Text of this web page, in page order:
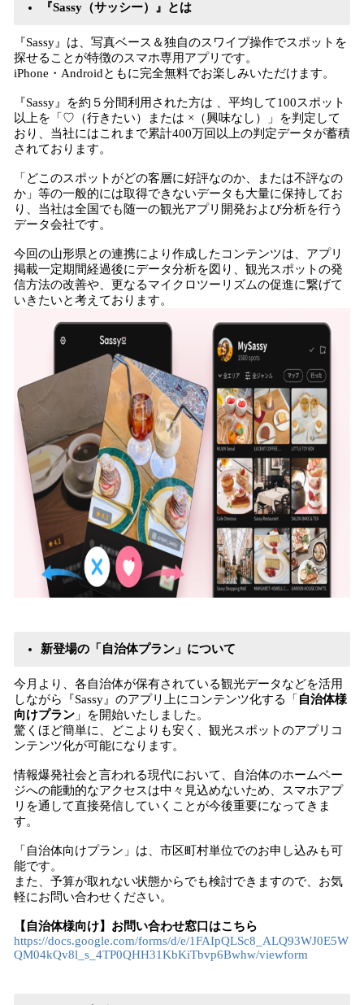
『Sassy（サッシー）』とは
『Sassy』は、写真ベース＆独自のスワイプ操作でスポットを
探せることが特徴のスマホ専用アプリです。
iPhone・Androidともに完全無料でお楽しみいただけます。
『Sassy』を約５分間利用された方は 、平均して100スポット
以上を「♡（行きたい）または ×（興味なし）」を判定して
おり、当社にはこれまで累計400万回以上の判定データが蓄積
されております。
「どこのスポットがどの客層に好評なのか、または不評なの
か」等の一般的には取得できないデータも大量に保持してお
り、当社は全国でも随一の観光アプリ開発および分析を行う
データ会社です。
今回の山形県との連携により作成したコンテンツは、アプリ
掲載一定期間経過後にデータ分析を図り、観光スポットの発
信方法の改善や、更なるマイクロツーリズムの促進に繋げて
いきたいと考えております。
新登場の「自治体プラン」について
今月より、各自治体が保有されている観光データなどを活用
しながら『Sassy』のアプリ上にコンテンツ化する「 自治体様
向けプラン 」を開始いたしました。
驚くほど簡単に、どこよりも安く、観光スポットのアプリコ
ンテンツ化が可能になります。
情報爆発社会と言われる現代において、自治体のホームペー
ジへの能動的なアクセスは中々見込めないため、スマホアプ
リを通して直接発信していくことが今後重要になってきま
す。
「自治体向けプラン」は、市区町村単位でのお申し込みも可
能です。
また、予算が取れない状態からでも検討できますので、お気
軽にお問い合わせください。
【自治体様向け】お問い合わせ窓口はこちら
https://docs.google.com/forms/d/e/1FAIpQLSc8_ALQ93WJ0E5W
QM04kQv8l_s_4TP0QHH31KbKiTbvp6Bwhw/viewform